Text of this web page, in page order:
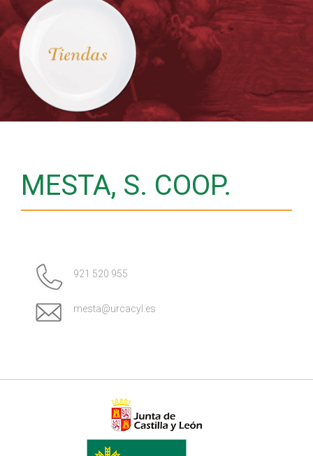
MESTA, S. COOP.
921 520 955
mesta@urcacyl.es